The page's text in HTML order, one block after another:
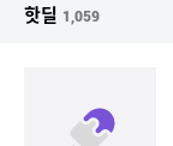
핫딜 1,059